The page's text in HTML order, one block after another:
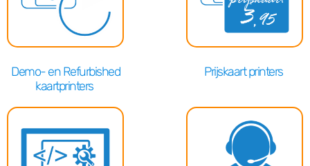
Demo- en Refurbished
kaartprinters
Prijskaart printers